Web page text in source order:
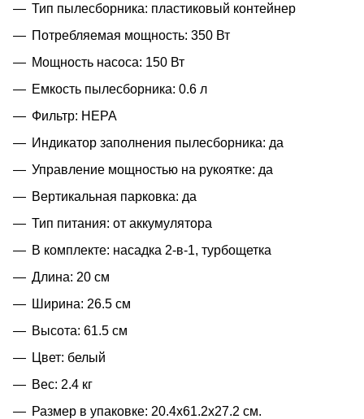
Тип пылесборника: пластиковый контейнер
Потребляемая мощность: 350 Вт
Мощность насоса: 150 Вт
Емкость пылесборника: 0.6 л
Фильтр: НЕРА
Индикатор заполнения пылесборника: да
Управление мощностью на рукоятке: да
Вертикальная парковка: да
Тип питания: от аккумулятора
В комплекте: насадка 2-в-1, турбощетка
Длина: 20 см
Ширина: 26.5 см
Высота: 61.5 см
Цвет: белый
Вес: 2.4 кг
Размер в упаковке: 20.4x61.2x27.2 см.